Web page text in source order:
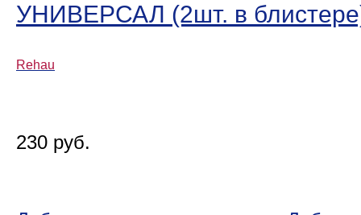
УНИВЕРСАЛ (2шт. в
Rehau
230 руб.